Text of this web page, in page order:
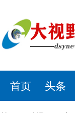
首页 头条